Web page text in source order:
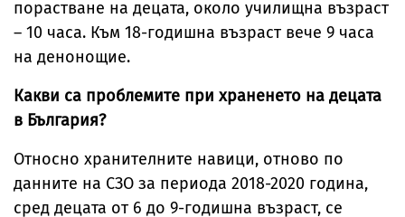
порастване на децата, около училищна възраст
– 10 часа. Към 18-годишна възраст вече 9 часа
на денонощие.
Какви са проблемите при храненето на децата
в България?
Относно хранителните навици, отново по
данните на СЗО за периода 2018-2020 година,
сред децата от 6 до 9-годишна възраст, се